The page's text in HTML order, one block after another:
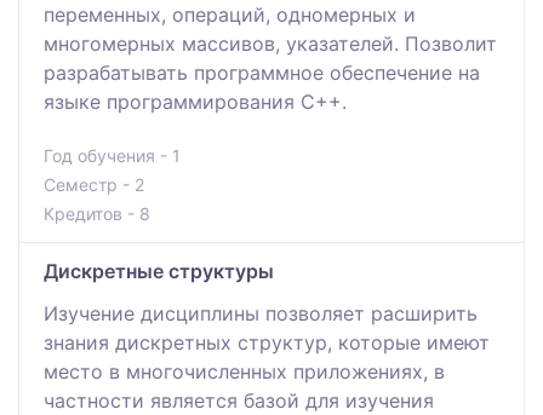
переменных, операций, одномерных и
многомерных массивов, указателей. Позволит
разрабатывать программное обеспечение на
языке программирования С++.
Год обучения - 1
Семестр - 2
Кредитов - 8
Дискретные структуры
Изучение дисциплины позволяет расширить
знания дискретных структур, которые имеют
место в многочисленных приложениях, в
частности является базой для изучения